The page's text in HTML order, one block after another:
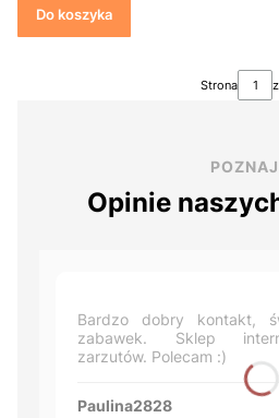
Do koszyka
Strona
POZNAJ
Opinie
Bardzo dobry kontakt,
zabawek. Sklep
zarzutów. Polecam :)
Paulina2828